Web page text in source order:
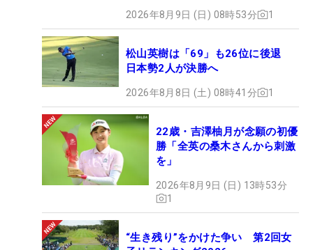
2026年8月9日 (日) 08時53分 1
松山英樹は「69」も26位に後退
日本勢2人が決勝へ
2026年8月8日 (土) 08時41分 1
22歳・吉澤柚月が念願の初優
勝「全英の桑木さんから刺激
を」
2026年8月9日 (日) 13時53分
1
“生き残り”をかけた争い 第2回女